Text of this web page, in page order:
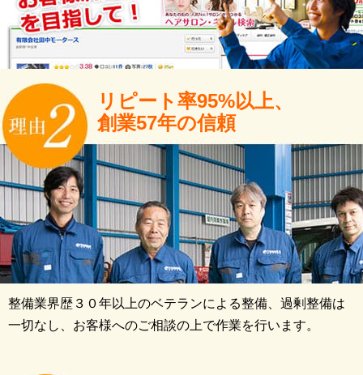
リピート率95%以上、
創業57年の信頼
整備業界歴３０年以上のベテランによる整備、過剰整備は
一切なし、お客様へのご相談の上で作業を行います。